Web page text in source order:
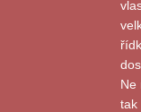
Ne
tak